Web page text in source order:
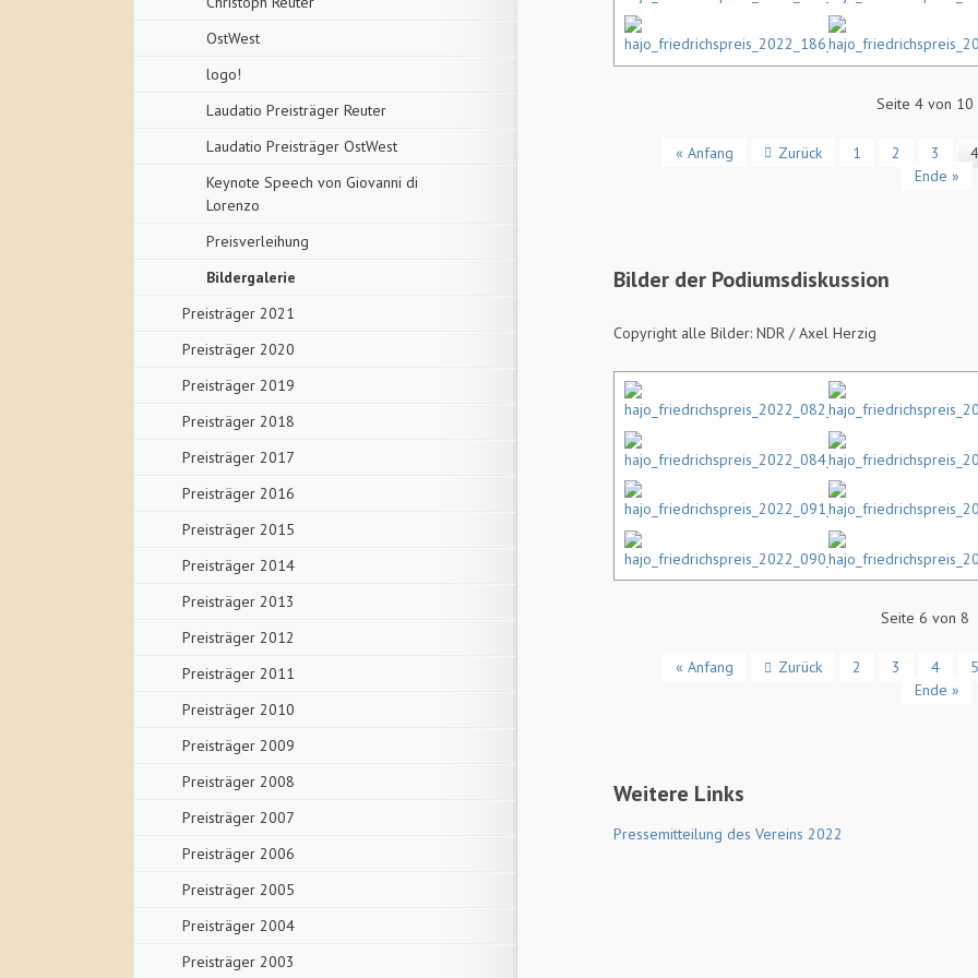
Seite 4 von 10
« Anfang Zurück 1 2 3
4
Ende »
Bilder der Podiumsdiskussion
Copyright alle Bilder: NDR / Axel Herzig
Seite 6 von 8
« Anfang Zurück 2 3 4
5
Ende »
Weitere Links
Pressemitteilung des Vereins 2022
OstWest
logo!
Laudatio Preisträger Reuter
Laudatio Preisträger OstWest
Keynote Speech von Giovanni di
Lorenzo
Preisverleihung
Bildergalerie
Preisträger 2021
Preisträger 2020
Preisträger 2019
Preisträger 2018
Preisträger 2017
Preisträger 2016
Preisträger 2015
Preisträger 2014
Preisträger 2013
Preisträger 2012
Preisträger 2011
Preisträger 2010
Preisträger 2009
Preisträger 2008
Preisträger 2007
Preisträger 2006
Preisträger 2005
Preisträger 2004
Preisträger 2003